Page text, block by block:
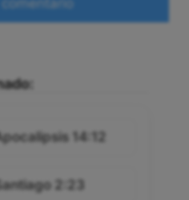
14:12
2:23